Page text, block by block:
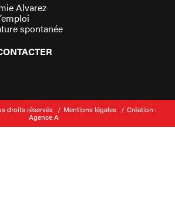
Alvarez
spontanée
droits réservés Mentions légales Création :
Agence A